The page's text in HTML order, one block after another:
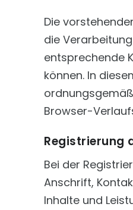
Die
die
entsprechende
können. In
Browser-
Registrierung
Bei der
Anschrift,
Inhalte und